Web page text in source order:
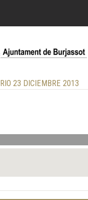
23 DICIEMBRE 2013